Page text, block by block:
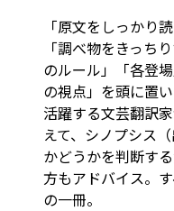
「原文をしっかり
「調べ物をきっち
のルール」「各登
の視点」を頭に置
活躍する文芸翻訳
えて、シノプシス
かどうかを判断す
方もアドバイス。
の一冊。